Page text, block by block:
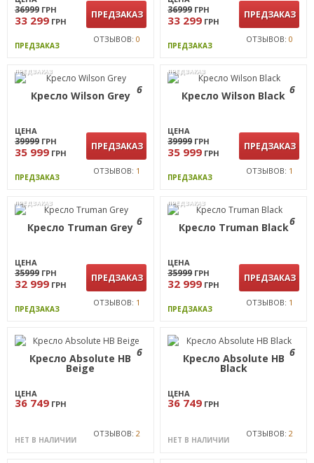
36999 ГРН
33 299 ГРН
ПРЕДЗАКАЗ
ПРЕДЗАКАЗ
ОТЗЫВОВ: 0
36999 ГРН
33 299 ГРН
ПРЕДЗАКАЗ
ПРЕДЗАКАЗ
ОТЗЫВОВ: 0
ПРЕДЗАКАЗ
6
Кресло Wilson Grey
ЦЕНА
39999 ГРН
35 999 ГРН
ПРЕДЗАКАЗ
ПРЕДЗАКАЗ
ОТЗЫВОВ: 1
ПРЕДЗАКАЗ
6
Кресло Wilson Black
ЦЕНА
39999 ГРН
35 999 ГРН
ПРЕДЗАКАЗ
ПРЕДЗАКАЗ
ОТЗЫВОВ: 1
ПРЕДЗАКАЗ
6
Кресло Truman Grey
ЦЕНА
35999 ГРН
32 999 ГРН
ПРЕДЗАКАЗ
ПРЕДЗАКАЗ
ОТЗЫВОВ: 1
ПРЕДЗАКАЗ
6
Кресло Truman Black
ЦЕНА
35999 ГРН
32 999 ГРН
ПРЕДЗАКАЗ
ПРЕДЗАКАЗ
ОТЗЫВОВ: 1
6
Кресло Absolute HB
Beige
ЦЕНА
36 749 ГРН
НЕТ В НАЛИЧИИ
ОТЗЫВОВ: 2
6
Кресло Absolute HB
Black
ЦЕНА
36 749 ГРН
НЕТ В НАЛИЧИИ
ОТЗЫВОВ: 2